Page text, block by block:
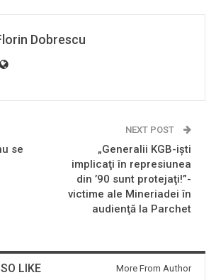
Dobrescu
se
NEXT POST
„Generalii KGB-işti
implicaţi în represiunea
din ’90 sunt protejaţi!”-
victime ale Mineriadei în
audienţă la Parchet
LIKE More From Author